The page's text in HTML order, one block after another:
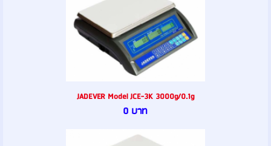
JADEVER Model JCE-3K 3000g/0.1g
0 บาท